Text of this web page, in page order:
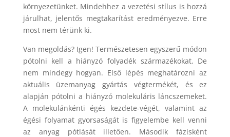
környezetünket. Mindehhez a vezetési stílus is hozzá
járulhat, jelentős megtakarítást eredményezve. Erre
most nem térünk ki.
Van megoldás? Igen! Természetesen egyszerű módon
pótolni kell a hiányzó folyadék származékokat. De
nem mindegy hogyan. Első lépés meghatározni az
aktuális üzemanyag gyártás végtermékét, és ez
alapján pótolni a hiányzó molekuláris láncszemeket.
A molekulánkénti égés kezdete-végét, valamint az
égési folyamat gyorsaságát is figyelembe kell venni
az anyag pótlását illetően. Második fázisként